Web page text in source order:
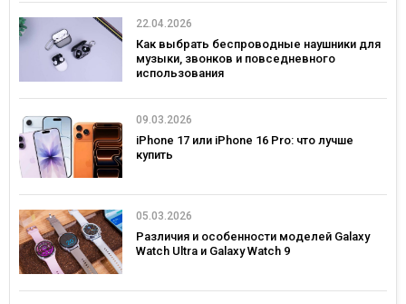
22.04.2026
Как выбрать беспроводные наушники для
музыки, звонков и повседневного
использования
09.03.2026
iPhone 17 или iPhone 16 Pro: что лучше
купить
05.03.2026
Различия и особенности моделей Galaxy
Watch Ultra и Galaxy Watch 9